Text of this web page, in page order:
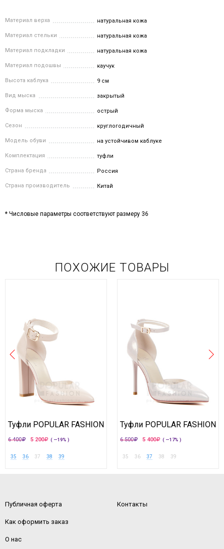
Материал верха натуральная кожа
Материал стельки натуральная кожа
Материал подкладки натуральная кожа
Материал подошвы каучук
Высота каблука 9 см
Вид мыска закрытый
Форма мыска острый
Сезон круглогодичный
Модель обуви на устойчивом каблуке
Комплектация туфли
Страна бренда Россия
Страна производитель Китай
* Числовые параметры соответствуют размеру 36
ПОХОЖИЕ ТОВАРЫ
Туфли POPULAR FASHION
6 400 5 200 ( —19% )
35 36 37 38 39
Туфли POPULAR FASHION
6 500 5 400 ( —17% )
35 36 37 38 39
Публичная оферта
Как оформить заказ
О нас
Контакты